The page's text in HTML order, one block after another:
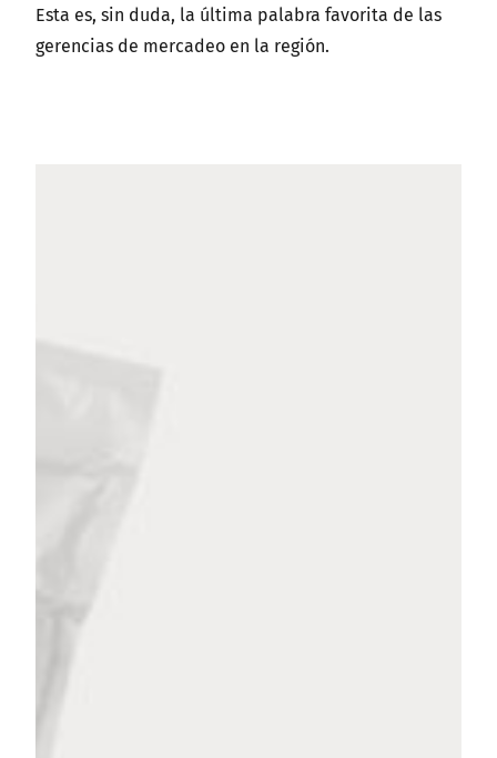
Esta es, sin duda, la última palabra favorita de las
gerencias de mercadeo en la región.